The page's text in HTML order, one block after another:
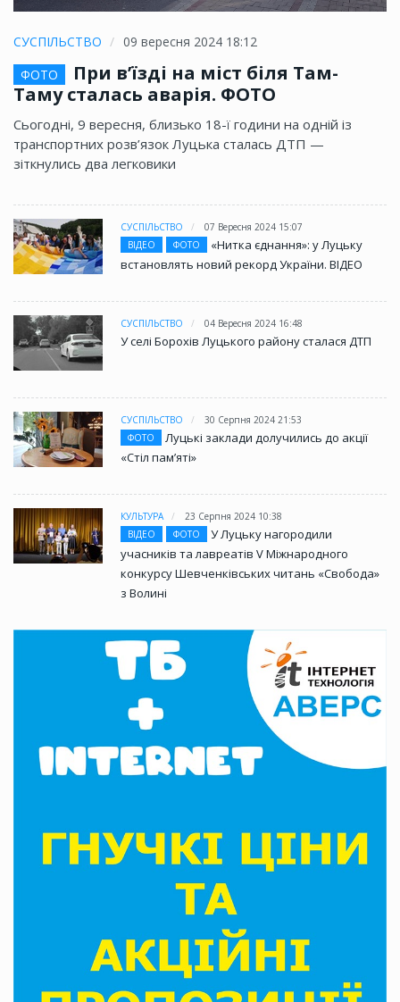
СУСПІЛЬСТВО
09 вересня 2024 18:12
ФОТО
При в’їзді на міст біля Там-
Таму сталась аварія. ФОТО
Сьогодні, 9 вересня, близько 18-ї години на одній із
транспортних розв’язок Луцька сталась ДТП —
зіткнулись два легковики
СУСПІЛЬСТВО
07 Вересня 2024 15:07
ВІДЕО
ФОТО
«Нитка єднання»: у Луцьку
встановлять новий рекорд України. ВІДЕО
СУСПІЛЬСТВО 04 Вересня 2024 16:48
У селі Борохів Луцького району сталася ДТП
СУСПІЛЬСТВО
30 Серпня 2024 21:53
ФОТО
Луцькі заклади долучились до акції
«Стіл памʼяті»
КУЛЬТУРА
23 Серпня 2024 10:38
ВІДЕО
ФОТО
У Луцьку нагородили
учасників та лавреатів V Міжнародного
конкурсу Шевченківських читань «Свобода»
з Волині